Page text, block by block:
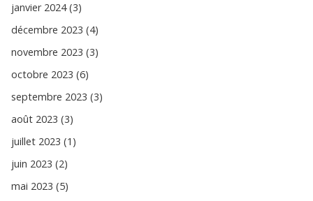
janvier 2024 (3)
décembre 2023 (4)
novembre 2023 (3)
octobre 2023 (6)
septembre 2023 (3)
août 2023 (3)
juillet 2023 (1)
juin 2023 (2)
mai 2023 (5)